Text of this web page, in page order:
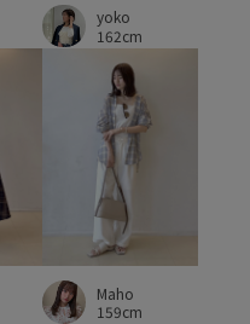
yoko
162cm
Maho
159cm